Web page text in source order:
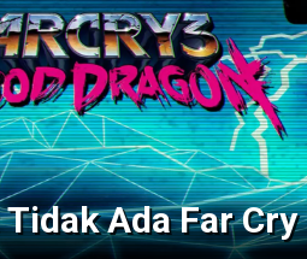
Ada Far